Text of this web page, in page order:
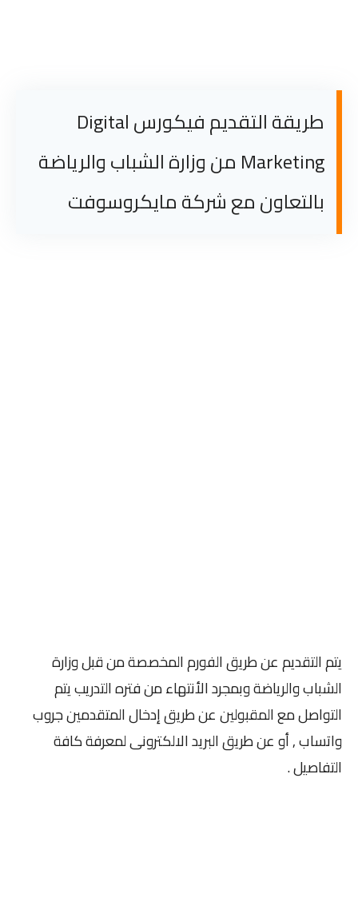
طريقة التقديم فيكورس Digital
Marketing من وزارة الشباب والرياضة
بالتعاون مع شركة مايكروسوفت
يتم التقديم عن طريق الفورم المخصصة من قبل وزارة
الشباب والرياضة وبمجرد الأنتهاء من فتره التدريب يتم
التواصل مع المقبولين عن طريق إدخال المتقدمين جروب
واتساب , أو عن طريق البريد الالكترونى لمعرفة كافة
التفاصيل .